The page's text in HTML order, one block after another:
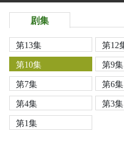
剧集
第13集 第12
第10集
第9集
第7集
第6集
第4集
第3集
第1集